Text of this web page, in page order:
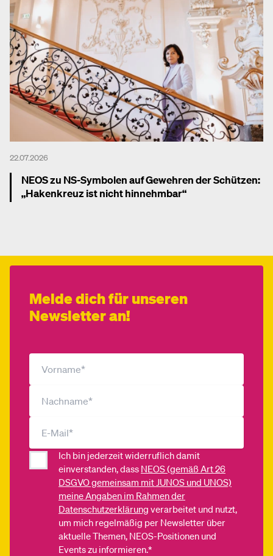
22.07.2026
NEOS zu NS-Symbolen auf Gewehren der Schützen:
„Hakenkreuz ist nicht hinnehmbar“
Melde dich für unseren
Newsletter an!
Ich bin jederzeit widerruflich damit
einverstanden, dass NEOS (gemäß Art 26
DSGVO gemeinsam mit JUNOS und UNOS)
meine Angaben im Rahmen der
Datenschutzerklärung verarbeitet und nutzt,
um mich regelmäßig per Newsletter über
aktuelle Themen, NEOS-Positionen und
Events zu informieren.*